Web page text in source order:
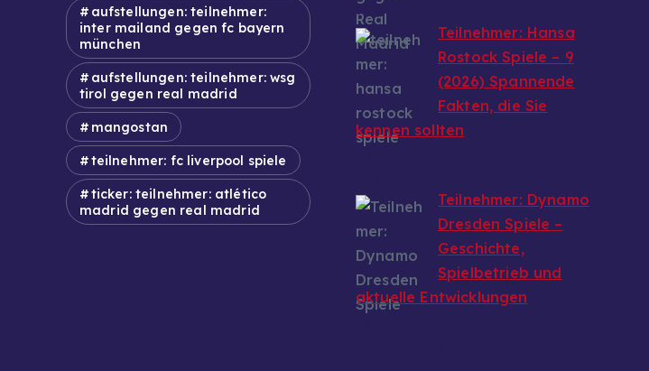
aufstellungen: teilnehmer:
inter mailand gegen fc bayern
münchen
aufstellungen: teilnehmer: wsg
tirol gegen real madrid
mangostan
teilnehmer: fc liverpool spiele
ticker: teilnehmer: atlético
madrid gegen real madrid
July 21, 2026
Teilnehmer: Hansa
Rostock Spiele – 9
(2026) Spannende
Fakten, die Sie
kennen sollten
Teilnehmer: Dynamo
Dresden Spiele –
Geschichte,
Spielbetrieb und
aktuelle Entwicklungen